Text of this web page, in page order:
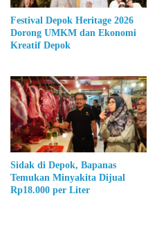
Festival Depok Heritage 2026
Dorong UMKM dan Ekonomi
Kreatif Depok
Sidak di Depok, Bapanas
Temukan Minyakita Dijual
Rp18.000 per Liter